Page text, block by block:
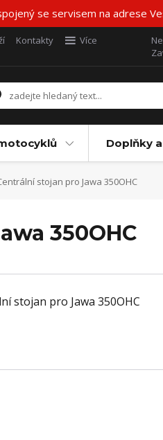
se servisem na adrese
Kontakty Více
Doplňky
stojan pro Jawa 350OHC
350OHC